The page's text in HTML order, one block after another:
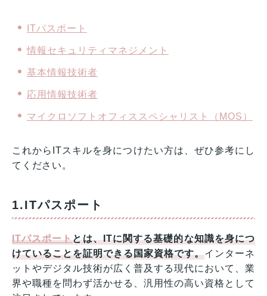
ITパスポート
情報セキュリティマネジメント
基本情報技術者
応用情報技術者
マイクロソフトオフィススペシャリスト（MOS）
これからITスキルを身につけたい方は、ぜひ参考にし
てください。
1.ITパスポート
ITパスポートとは、ITに関する基礎的な知識を身につ
けていることを証明できる国家資格です。インターネ
ットやデジタル技術が広く普及する現代において、業
界や職種を問わず活かせる、汎用性の高い資格として